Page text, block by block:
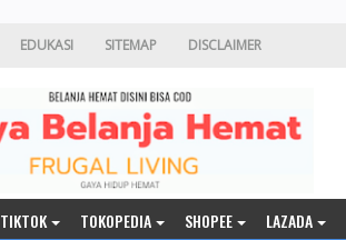
EDUKASI SITEMAP DISCLAIMER
TIKTOK TOKOPEDIA SHOPEE LAZADA